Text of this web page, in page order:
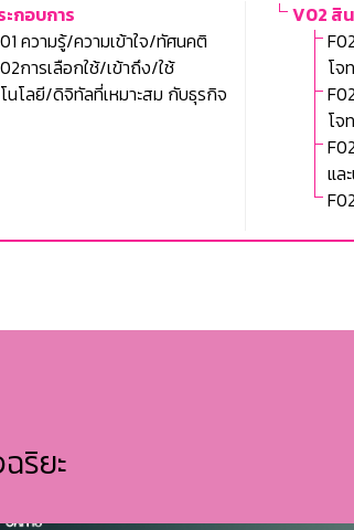
กอบการ
ความรู้/ความเข้าใจ/ทัศนคติ
การเลือกใช้/เข้าถึง/ใช้
นโลยี/ดิจิทัลที่เหมาะสม กับธุรกิจ
V02 สิ
โจ
โจ
แล
ริยะ